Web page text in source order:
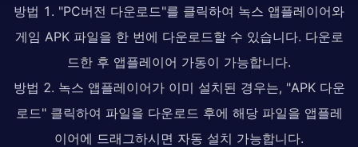
방법 1. "PC버전 다운로드"를 클릭하여 녹스 앱플레이어와
게임 APK 파일을 한 번에 다운로드할 수 있습니다. 다운로
드한 후 앱플레이어 가동이 가능합니다.
방법 2. 녹스 앱플레이어가 이미 설치된 경우는, "APK 다운
로드" 클릭하여 파일을 다운로드 후에 해당 파일을 앱플레
이어에 드래그하시면 자동 설치 가능합니다.